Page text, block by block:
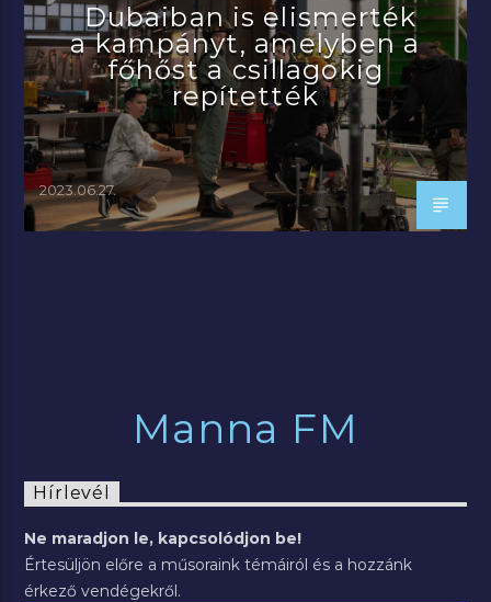
Dubaiban is elismerték
a kampányt, amelyben a
főhőst a csillagokig
repítették
2023.06.27.
Manna FM
Hírlevél
Ne maradjon le, kapcsolódjon be!
Értesüljön előre a műsoraink témáiról és a hozzánk
érkező vendégekről.